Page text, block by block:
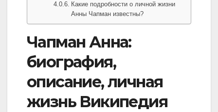
Какие подробности о личной жизни
Анны Чапман известны?
Чапман Анна:
биография,
описание, личная
жизнь Википедия